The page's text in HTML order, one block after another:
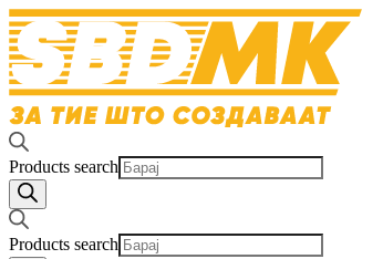
Products search
Products search